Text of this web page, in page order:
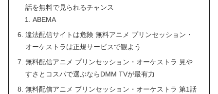
話を無料で見られるチャンス
ABEMA
違法配信サイトは危険 無料アニメ プリンセッション・
オーケストラは正規サービスで観よう
無料配信アニメ プリンセッション・オーケストラ 見や
すさとコスパで選ぶならDMM TVが最有力
無料配信アニメ プリンセッション・オーケストラ 第1話